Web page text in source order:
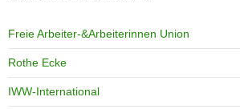
Freie Arbeiter-&Arbeiterinnen Union
Rothe Ecke
IWW-International